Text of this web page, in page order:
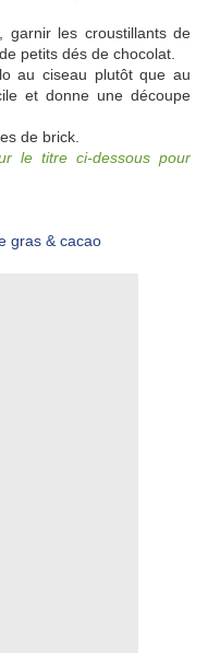
garnir les croustillants de
petits dés de chocolat.
au ciseau plutôt que au
et donne une découpe
de brick.
le titre ci-dessous pour
gras & cacao